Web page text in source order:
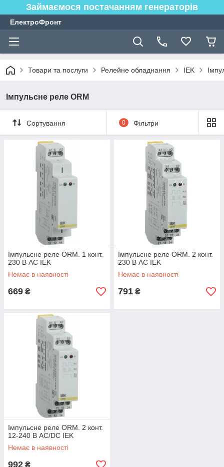
Займаємося постачанням генераторів
ЕлектроФронт
Товари та послуги Релейне обладнання IEK
Імпульсне реле ORM
Сортування 0 Фільтри
Імпульсне реле ORM. 1 конт.
230 В AC IEK
Немає в наявності
669 ₴
Імпульсне реле ORM. 2 конт.
230 В AC IEK
Немає в наявності
791 ₴
Імпульсне реле ORM. 2 конт.
12-240 В AC/DC IEK
Немає в наявності
992 ₴